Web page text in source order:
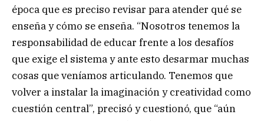
época que es preciso revisar para atender qué se
enseña y cómo se enseña. “Nosotros tenemos la
responsabilidad de educar frente a los desafíos
que exige el sistema y ante esto desarmar muchas
cosas que veníamos articulando. Tenemos que
volver a instalar la imaginación y creatividad como
cuestión central”, precisó y cuestionó, que “aún